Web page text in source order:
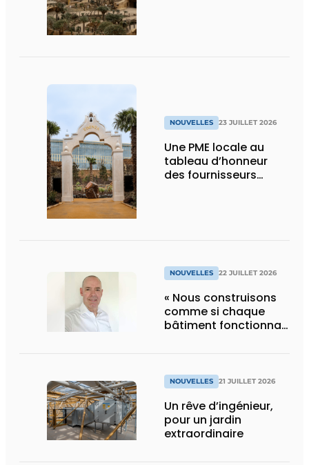
NOUVELLES 23 JUILLET 2026
Une PME locale au
tableau d’honneur
des fournisseurs
NOUVELLES 22 JUILLET 2026
« Nous construisons
comme si chaque
bâtiment fonctionnait
» NOUVELLES 21 JUILLET 2026
Un rêve d’ingénieur,
pour un jardin
extraordinaire